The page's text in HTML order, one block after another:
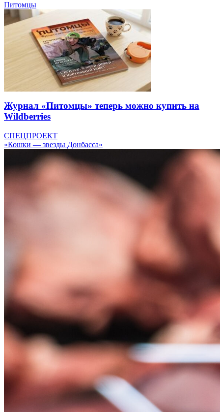
Питомцы
Журнал «Питомцы» теперь можно купить на
Wildberries
СПЕЦПРОЕКТ
«Кошки — звезды Донбасса»